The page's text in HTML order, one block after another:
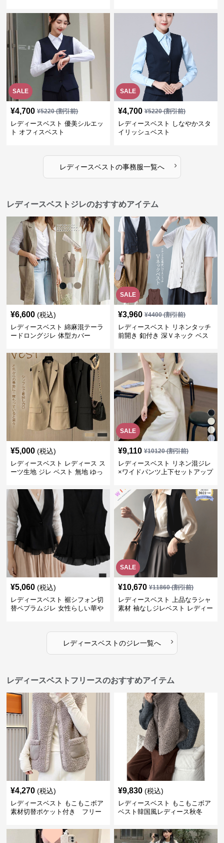
SALE
¥4,700 ¥5220(割引前)
レディースベスト 優美シルエッ
ト オフィスベスト
SALE
¥4,700 ¥5220(割引前)
レディースベスト しなやかスタ
イリッシュベスト
レディースベストの事務服一覧へ ›
レディースベストジレのおすすめアイテム
¥6,600 (税込)
レディースベスト 綿麻混テーラ
ードロングジレ 体型カバー
SALE
¥3,960 ¥4400(割引前)
レディースベスト リネンタッチ
前開き 釦付き 深Ｖネック ベス
¥5,000 (税込)
レディースベスト レディース ス
ーツ生地 ジレ ベスト 無地 ゆっ
SALE
¥9,110 ¥10120(割引前)
レディースベスト リネン混ジレ
×ワイドパンツ上下セットアップ
¥5,060 (税込)
レディースベスト 裾シフォン切
替ペプラムジレ 女性らしい華や
SALE
¥10,670 ¥11860(割引前)
レディースベスト 上品なラシャ
素材 袖なしジレベスト レディー
レディースベストのジレ一覧へ ›
レディースベストフリースのおすすめアイテム
¥4,270 (税込)
レディースベスト もこもこボア
素材切替ポケット付き フリー
¥9,830 (税込)
レディースベスト もこもこボア
ベスト韓国風レディース秋冬